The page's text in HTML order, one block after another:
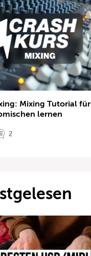
Mixing Tutorial für
lernen
2